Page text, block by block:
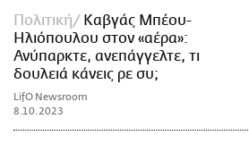
Πολιτική
Καβγάς Μπέου-
Ηλιόπουλου στον «αέρα»:
Ανύπαρκτε, ανεπάγγελτε, τι
δουλειά κάνεις ρε συ;
LifO Newsroom
8.10.2023